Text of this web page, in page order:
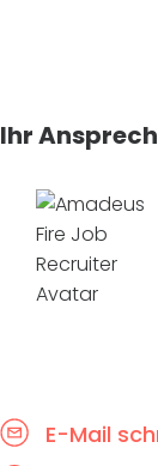
Ihr
E-Mail